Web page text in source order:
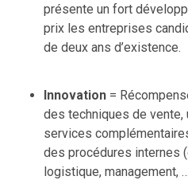
présente un fort
prix les entreprises
de deux ans d’existence.
Innovation =
des techniques de vente,
services
des procédures internes
logistique, management,